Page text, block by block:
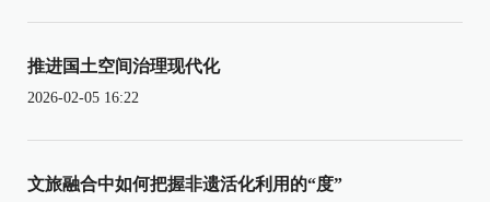
推进国土空间治理现代化
2026-02-05 16:22
文旅融合中如何把握非遗活化利用的“度”